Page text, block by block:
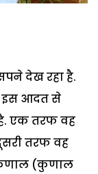
देख रहा है.
इस आदत से
एक तरफ वह
तरफ वह
कुणाल (कुणाल